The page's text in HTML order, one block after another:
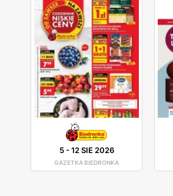
5-12 SIE 2026
GAZETKA BIEDRONKA